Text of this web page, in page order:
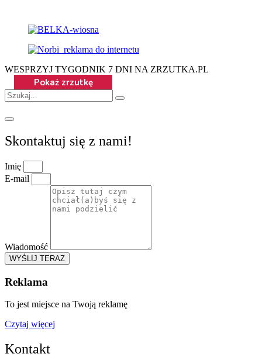
WESPRZYJ TYGODNIK 7 DNI NA ZRZUTKA.PL
Skontaktuj się z nami!
Imię
E-mail
Wiadomość
WYŚLIJ TERAZ
Reklama
To jest miejsce na Twoją reklamę
Czytaj więcej
Kontakt